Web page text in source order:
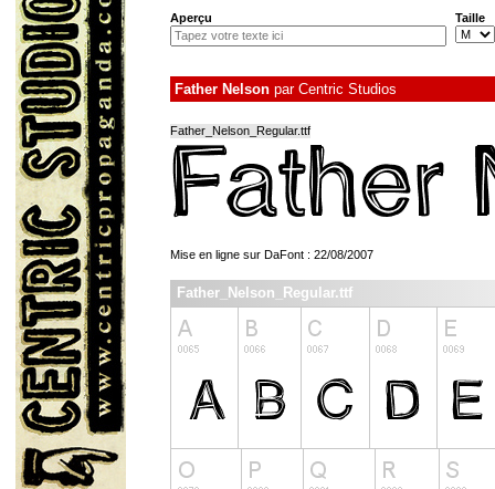
Aperçu Taille
Father Nelson par Centric Studios
Father_Nelson_Regular.ttf
Mise en ligne sur DaFont : 22/08/2007
Father_Nelson_Regular.ttf